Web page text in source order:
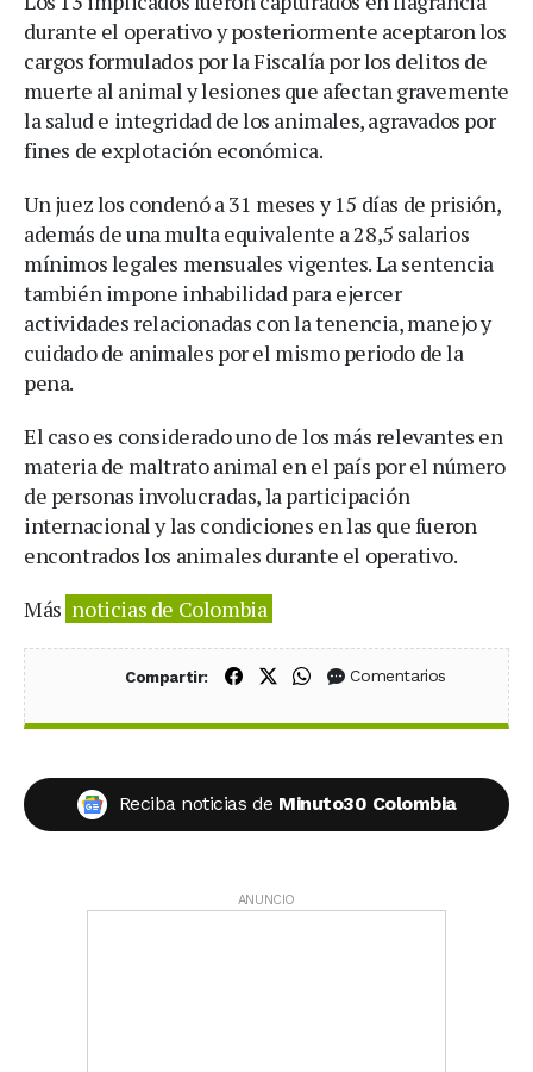
durante el operativo y posteriormente aceptaron los
cargos formulados por la Fiscalía por los delitos de
muerte al animal y lesiones que afectan gravemente
la salud e integridad de los animales, agravados por
fines de explotación económica.
Un juez los condenó a 31 meses y 15 días de prisión,
además de una multa equivalente a 28,5 salarios
mínimos legales mensuales vigentes. La sentencia
también impone inhabilidad para ejercer
actividades relacionadas con la tenencia, manejo y
cuidado de animales por el mismo periodo de la
pena.
El caso es considerado uno de los más relevantes en
materia de maltrato animal en el país por el número
de personas involucradas, la participación
internacional y las condiciones en las que fueron
encontrados los animales durante el operativo.
Más noticias de Colombia
Compartir: Compartir en Facebook
Compartir en X (Twitter)
Compartir en WhatsApp
Comentarios
Reciba noticias de Minuto30 Colombia
ANUNCIO